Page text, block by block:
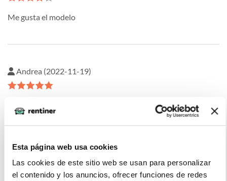
Esta página web usa cookies
Las cookies de este sitio web se usan para personalizar
el contenido y los anuncios, ofrecer funciones de redes
Me gusta el modelo
Andrea (2022-11-19)
El mantenimiento del vehículo puede ser un poco costoso,
especialmente si se opta por trabajos de mantenimiento
opción. He contrato un renting de Toyota Yaris con Rentiner